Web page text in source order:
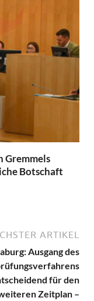
Gremmels
Botschaft
ARTIKEL
Ausgang des
für den
Zeitplan –